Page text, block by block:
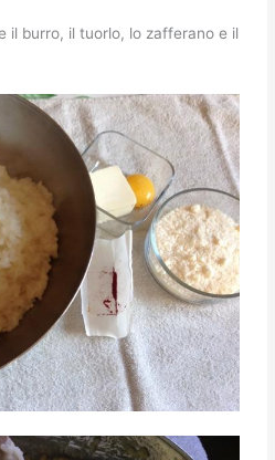
il burro, il tuorlo, lo zafferano e il